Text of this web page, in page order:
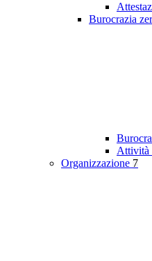
Burocrazia
Attività
Organizzazione 7